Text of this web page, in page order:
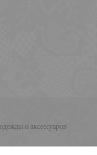
и аксессуаров